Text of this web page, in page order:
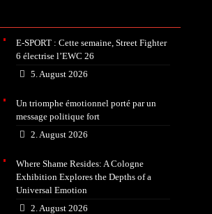
E-SPORT : Cette semaine, Street Fighter
6 électrise l’EWC 26
5. August 2026
Un triomphe émotionnel porté par un
message politique fort
2. August 2026
Where Shame Resides: A Cologne
Exhibition Explores the Depths of a
Universal Emotion
2. August 2026